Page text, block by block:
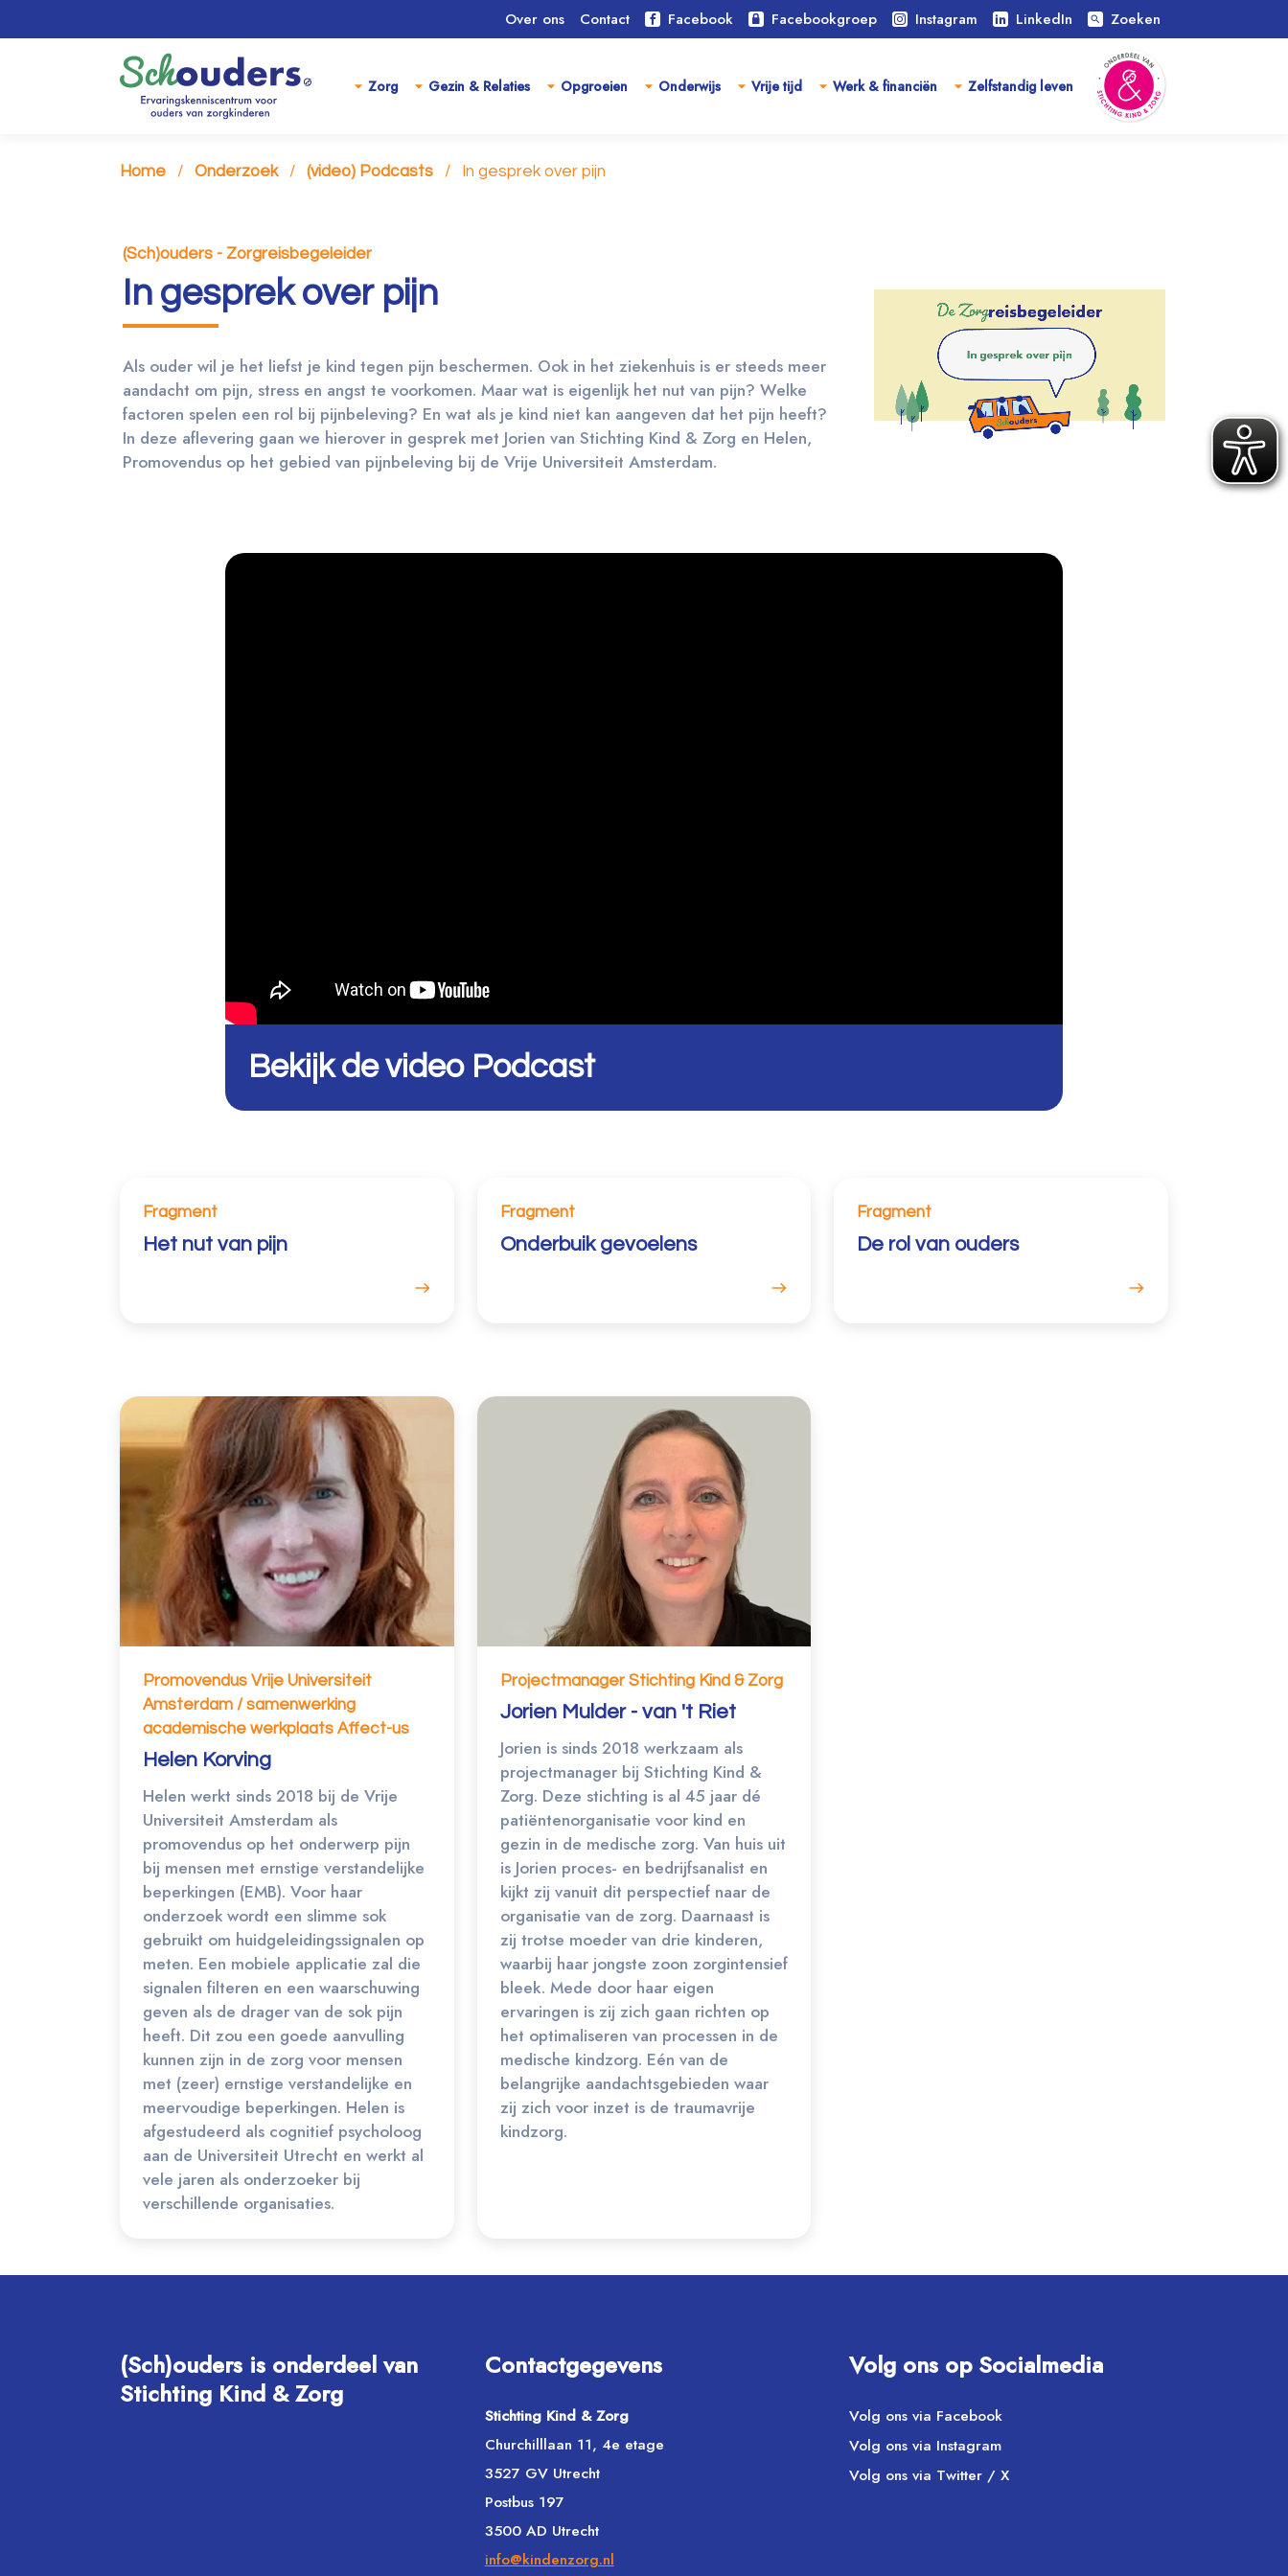
Over ons Contact Facebook Facebookgroep Instagram LinkedIn search Zoeken
Zorg Gezin & Relaties Opgroeien Onderwijs Vrije tijd Werk & financiën Zelfstandig leven
Home Onderzoek (video) Podcasts In gesprek over pijn
(Sch)ouders - Zorgreisbegeleider
In gesprek over pijn
Als ouder wil je het liefst je kind tegen pijn beschermen. Ook in het ziekenhuis is er steeds meer
aandacht om pijn, stress en angst te voorkomen. Maar wat is eigenlijk het nut van pijn? Welke
factoren spelen een rol bij pijnbeleving? En wat als je kind niet kan aangeven dat het pijn heeft?
In deze aflevering gaan we hierover in gesprek met Jorien van Stichting Kind & Zorg en Helen,
Promovendus op het gebied van pijnbeleving bij de Vrije Universiteit Amsterdam.
Bekijk de video Podcast
Fragment
Het nut van pijn
Fragment
Onderbuik gevoelens
Fragment
De rol van ouders
Promovendus Vrije Universiteit
Amsterdam / samenwerking
academische werkplaats Affect-us
Helen Korving
Helen werkt sinds 2018 bij de Vrije
Universiteit Amsterdam als
promovendus op het onderwerp pijn
bij mensen met ernstige verstandelijke
beperkingen (EMB). Voor haar
onderzoek wordt een slimme sok
gebruikt om huidgeleidingssignalen op
meten. Een mobiele applicatie zal die
signalen filteren en een waarschuwing
geven als de drager van de sok pijn
heeft. Dit zou een goede aanvulling
kunnen zijn in de zorg voor mensen
met (zeer) ernstige verstandelijke en
meervoudige beperkingen. Helen is
afgestudeerd als cognitief psycholoog
aan de Universiteit Utrecht en werkt al
vele jaren als onderzoeker bij
verschillende organisaties.
Projectmanager Stichting Kind & Zorg
Jorien Mulder - van 't Riet
Jorien is sinds 2018 werkzaam als
projectmanager bij Stichting Kind &
Zorg. Deze stichting is al 45 jaar dé
patiëntenorganisatie voor kind en
gezin in de medische zorg. Van huis uit
is Jorien proces- en bedrijfsanalist en
kijkt zij vanuit dit perspectief naar de
organisatie van de zorg. Daarnaast is
zij trotse moeder van drie kinderen,
waarbij haar jongste zoon zorgintensief
bleek. Mede door haar eigen
ervaringen is zij zich gaan richten op
het optimaliseren van processen in de
medische kindzorg. Eén van de
belangrijke aandachtsgebieden waar
zij zich voor inzet is de traumavrije
kindzorg.
(Sch)ouders is onderdeel van
Stichting Kind & Zorg
Contactgegevens
Stichting Kind & Zorg
Churchilllaan 11, 4e etage
3527 GV Utrecht
Postbus 197
3500 AD Utrecht
info@kindenzorg.nl
Volg ons op Socialmedia
Volg ons via Facebook
Volg ons via Instagram
Volg ons via Twitter / X